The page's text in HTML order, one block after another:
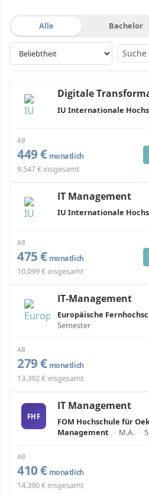
Alle Bachelor
Digitale
IU Internationale
AB
449 € monatlich
9.547 € insgesamt
IT Management
IU Internationale
AB
475 € monatlich
10.099 € insgesamt
IT-Management
Europäische
Semester
AB
279 € monatlich
13.392 € insgesamt
FHF
IT Management
FOM Hochschule für
Management · M.A. ·
AB
410 € monatlich
14.390 € insgesamt